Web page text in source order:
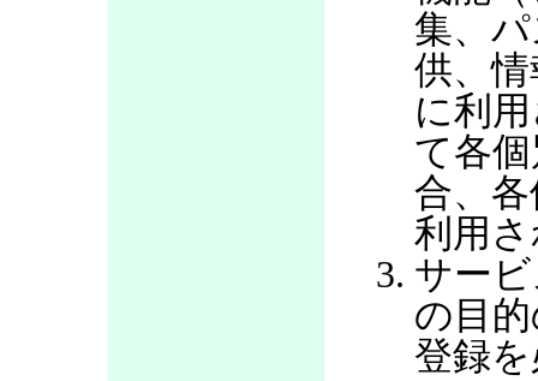
集、
供、
に利
て各
合、
利用
サー
の目
登録